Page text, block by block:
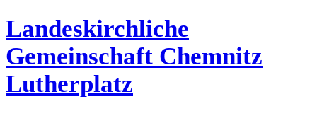
Landeskirchliche
Gemeinschaft Chemnitz
Lutherplatz